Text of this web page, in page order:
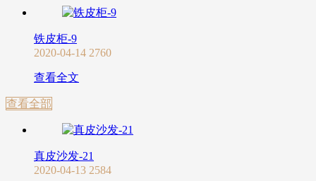
铁皮柜-9
2020-04-14 2760
查看全文
查看全部
真皮沙发-21
2020-04-13 2584